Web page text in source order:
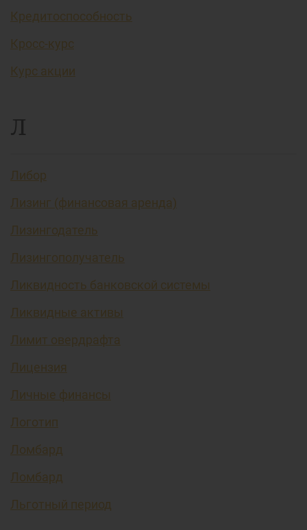
Кредитоспособность
Кросс-курс
Курс акции
Л
Либор
Лизинг (финансовая аренда)
Лизингодатель
Лизингополучатель
Ликвидность банковской системы
Ликвидные активы
Лимит овердрафта
Лицензия
Личные финансы
Логотип
Ломбард
Ломбард
Льготный период